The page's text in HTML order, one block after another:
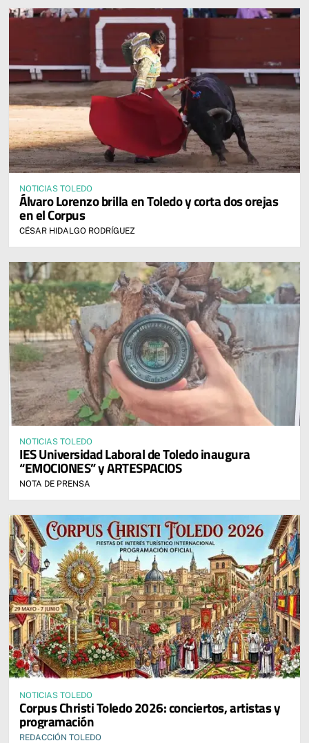
NOTICIAS TOLEDO
Álvaro Lorenzo brilla en Toledo y corta dos orejas
en el Corpus
CÉSAR HIDALGO RODRÍGUEZ
NOTICIAS TOLEDO
IES Universidad Laboral de Toledo inaugura
“EMOCIONES” y ARTESPACIOS
NOTA DE PRENSA
NOTICIAS TOLEDO
Corpus Christi Toledo 2026: conciertos, artistas y
programación
REDACCIÓN TOLEDO